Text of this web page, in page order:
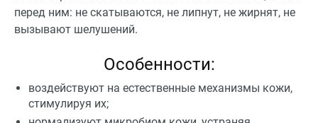
перед ним: не скатываются, не липнут, не жирнят, не
вызывают шелушений.
Особенности:
воздействуют на естественные механизмы кожи,
стимулируя их;